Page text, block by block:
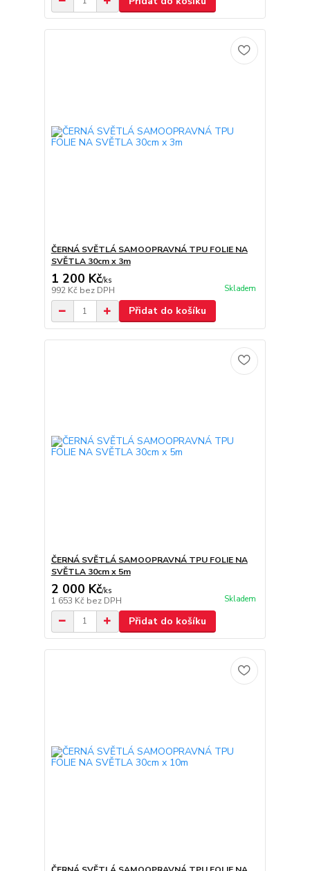
ČERNÁ SVĚTLÁ SAMOOPRAVNÁ TPU FOLIE NA
SVĚTLA 30cm x 3m
1 200 Kč/ks
992 Kč bez DPH Skladem
Přidat do košíku
ČERNÁ SVĚTLÁ SAMOOPRAVNÁ TPU FOLIE NA
SVĚTLA 30cm x 5m
2 000 Kč/ks
1 653 Kč bez DPH Skladem
Přidat do košíku